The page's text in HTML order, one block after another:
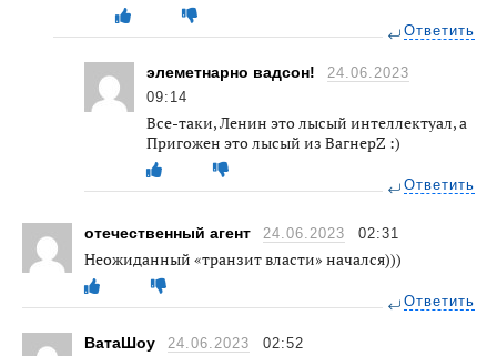
Ответить
элеметнарно вадсон!
24.06.2023
09:14
Все-таки, Ленин это лысый интеллектуал, а
Пригожен это лысый из ВагнерZ :)
Ответить
отечественный агент 24.06.2023 02:31
Неожиданный «транзит власти» начался)))
Ответить
ВатаШоу 24.06.2023 02:52